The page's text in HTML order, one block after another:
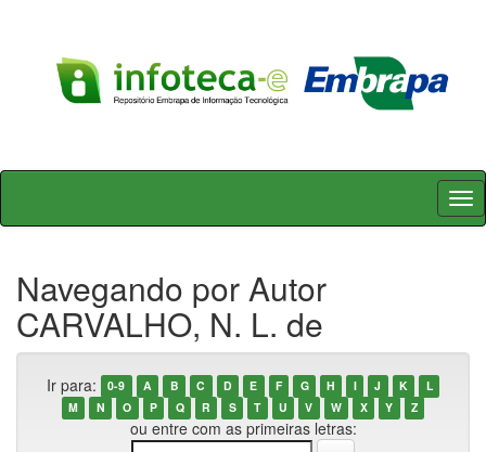
Skip
Navegando por Autor
CARVALHO, N. L. de
Ir para: 0-9 A B C D E F G H I J K
L
M
N O P Q R S T U V W X Y Z
ou entre com as primeiras letras: